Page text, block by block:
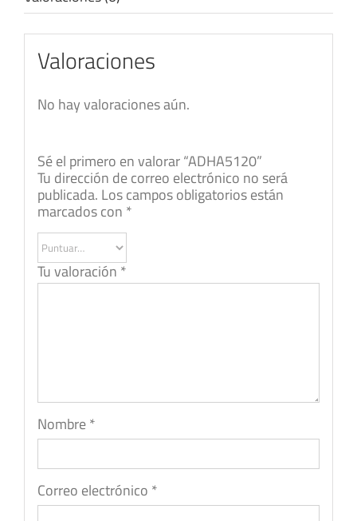
Valoraciones
No hay valoraciones aún.
Sé el primero en valorar “ADHA5120”
Tu dirección de correo electrónico no será
publicada. Los campos obligatorios están
marcados con *
Tu valoración *
Nombre*
Correo electrónico *